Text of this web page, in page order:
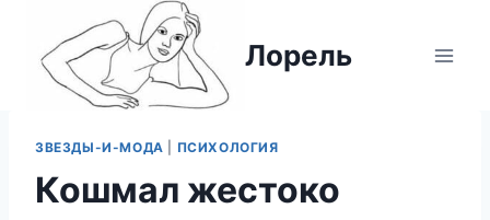
содержимому
Лорель
ЗВЕЗДЫ-И-МОДА ПСИХОЛОГИЯ
Кошмал жестоко